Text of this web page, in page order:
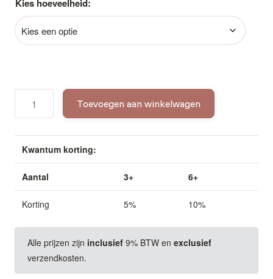
Kies hoeveelheid:
sel
Guérande
zout
aantal
Toevoegen aan winkelwagen
Kwantum korting:
Aantal 3+ 6+
Korting 5% 10%
Alle prijzen zijn inclusief 9% BTW en exclusief
verzendkosten.